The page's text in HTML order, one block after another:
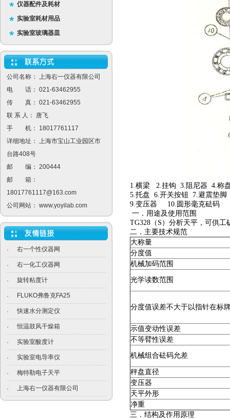
仪器配件及耗材
实验室耗材用品
实验室玻璃器皿
公司名称： 上海右一仪器有限公司
电 话： 021-63462955
传 真： 021-63462955
联 系 人： 唐飞
手 机： 18017761117
详细地址： 上海市宝山工业园区市
台路408号
邮 编： 200444
邮 箱：
18017761117@163.com
公司网站： www.yoyilab.com
· 右一个性仪器网
· 右一化工仪器网
· 旋转粘度计
· FLUKO弗鲁克FA25
· 快速水分测定仪
· 恒温鼓风干燥箱
· 实验室酸度计
· 实验室电导率仪
· 梅特勒电子天平
· 上海右一仪器有限公司
1.横梁 2.挂钩 3.阻尼器 4.称
5.托盘 6.开关按钮 7.避震垫脚
9.变压器 10.圆形毫克砝码
一．用途及使用范围
TG328（S）分析天平，可供
二．主要技术规范
大称量
分度值
机械加码范围
光学读数范围
分度值误差不大于以指针在标
示值变动性误差
不等臂性误差
机械组合砝码允差
秤盘直径
变压器
天平外形
净重
三．结构及作用原理